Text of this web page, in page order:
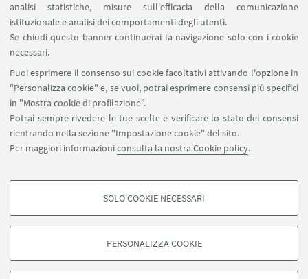
analisi statistiche, misure sull'efficacia della comunicazione
istituzionale e analisi dei comportamenti degli utenti.
Se chiudi questo banner continuerai la navigazione solo con i cookie
necessari.
Puoi esprimere il consenso sui cookie facoltativi attivando l'opzione in
"Personalizza cookie" e, se vuoi, potrai esprimere consensi più specifici
in "Mostra cookie di profilazione".
Potrai sempre rivedere le tue scelte e verificare lo stato dei consensi
rientrando nella sezione "Impostazione cookie" del sito.
Per maggiori informazioniconsulta la nostra Cookie policy.
COOKIE DI PROFILAZIONE - FACOLTATIVI
degli utenti, creare profili in base al loro comportamento sul sito, per analisi
di marketing.
SOLO COOKIE NECESSARI
PERSONALIZZA COOKIE
SEGUI IL DIPARTIMENTO SU:
SEGUI UNIBO SU:
APP:
©Copyright 2026 - ALMA MATER STUDIORUM - Università di
Bologna - Via Zamboni, 33 - 40126 Bologna - PI: 01131710376 - CF:
80007010376
Privacy
Note legali Informazioni sul sito e accessibilità